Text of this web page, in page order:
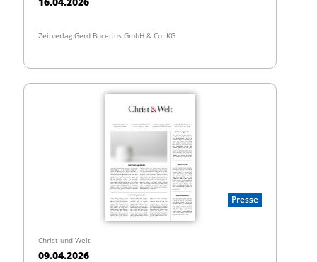
Zeitverlag Gerd Bucerius GmbH & Co. KG
Presse
Christ und Welt
09.04.2026